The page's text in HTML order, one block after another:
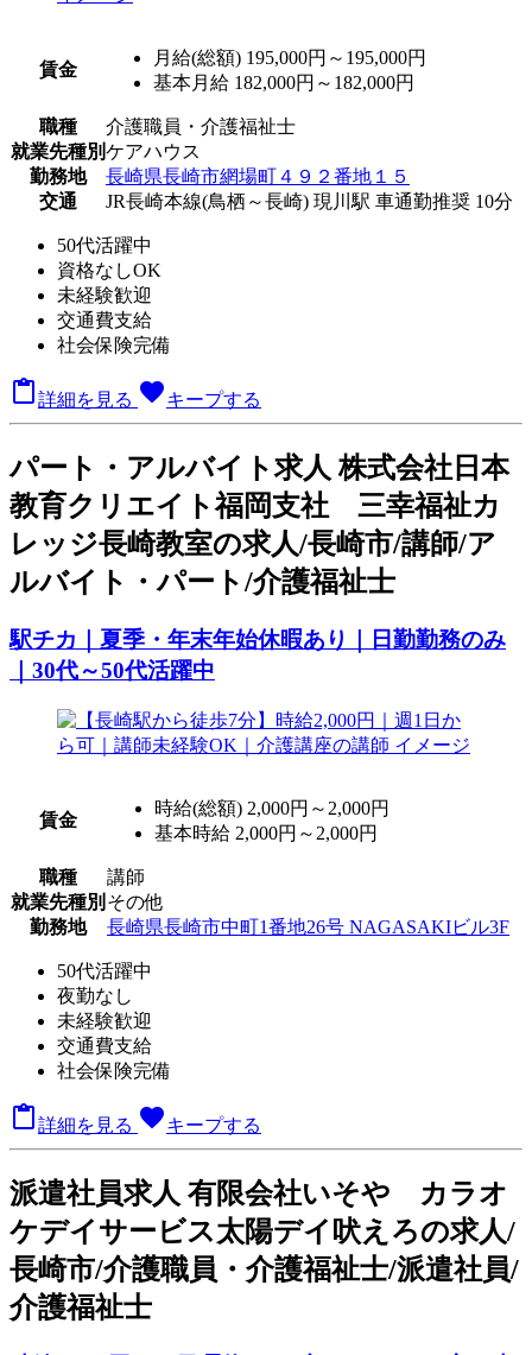
賃金
月給(総額) 195,000円～195,000円
基本月給 182,000円～182,000円
職種
介護職員・介護福祉士
就業先種別ケアハウス
勤務地
長崎県長崎市網場町４９２番地１５
交通
JR長崎本線(鳥栖～長崎) 現川駅 車通勤推奨 10分
50代活躍中
資格なしOK
未経験歓迎
交通費支給
社会保険完備
 詳細を見る favoriteキープする
パート ・アルバイト求人 株式会社日本
教育クリエイト福岡支社 三幸福祉カ
レッジ長崎教室の求人/長崎市/講師/ア
ルバイト・パート/介護福祉士
駅チカ｜夏季・年末年始休暇あり｜日勤勤務のみ
｜30代～50代活躍中
賃金
時給(総額) 2,000円～2,000円
基本時給 2,000円～2,000円
職種
講師
就業先種別 その他
勤務地
長崎県長崎市中町1番地26号 NAGASAKIビル3F
50代活躍中
夜勤なし
未経験歓迎
交通費支給
社会保険完備
詳細を見る favoriteキープする
派遣社員求人 有限会社いそや カラオ
ケデイサービス太陽デイ吠えろの求人/
長崎市/介護職員・介護福祉士/派遣社員/
介護福祉士